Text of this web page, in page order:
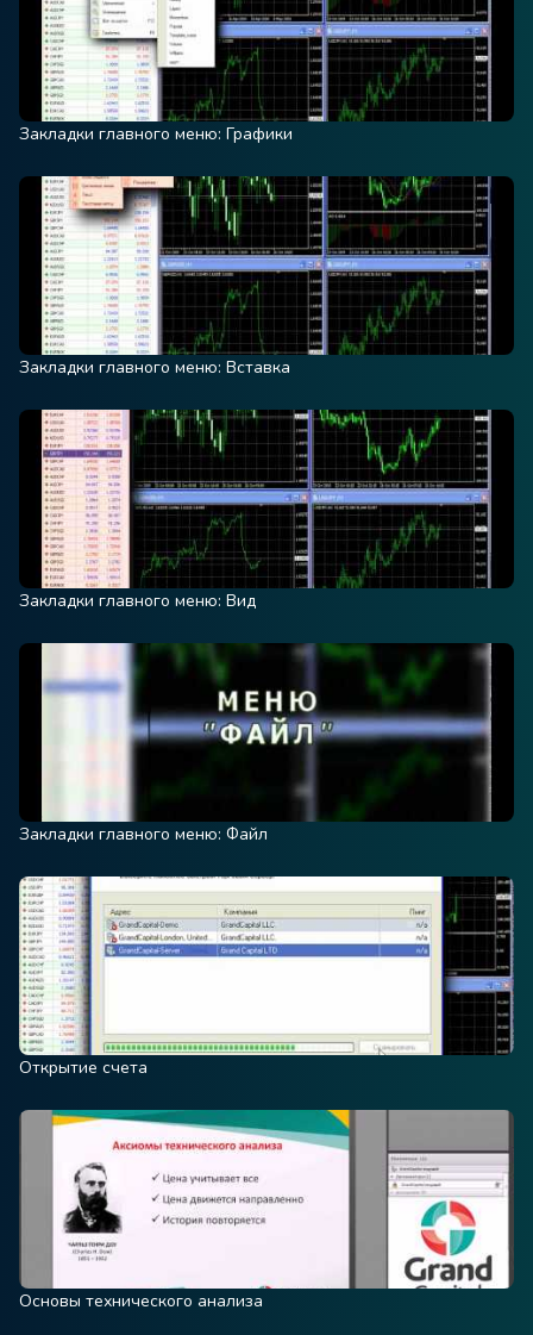
Закладки главного меню: Графики
Закладки главного меню: Вставка
Закладки главного меню: Вид
Закладки главного меню: Файл
Открытие счета
Основы технического анализа